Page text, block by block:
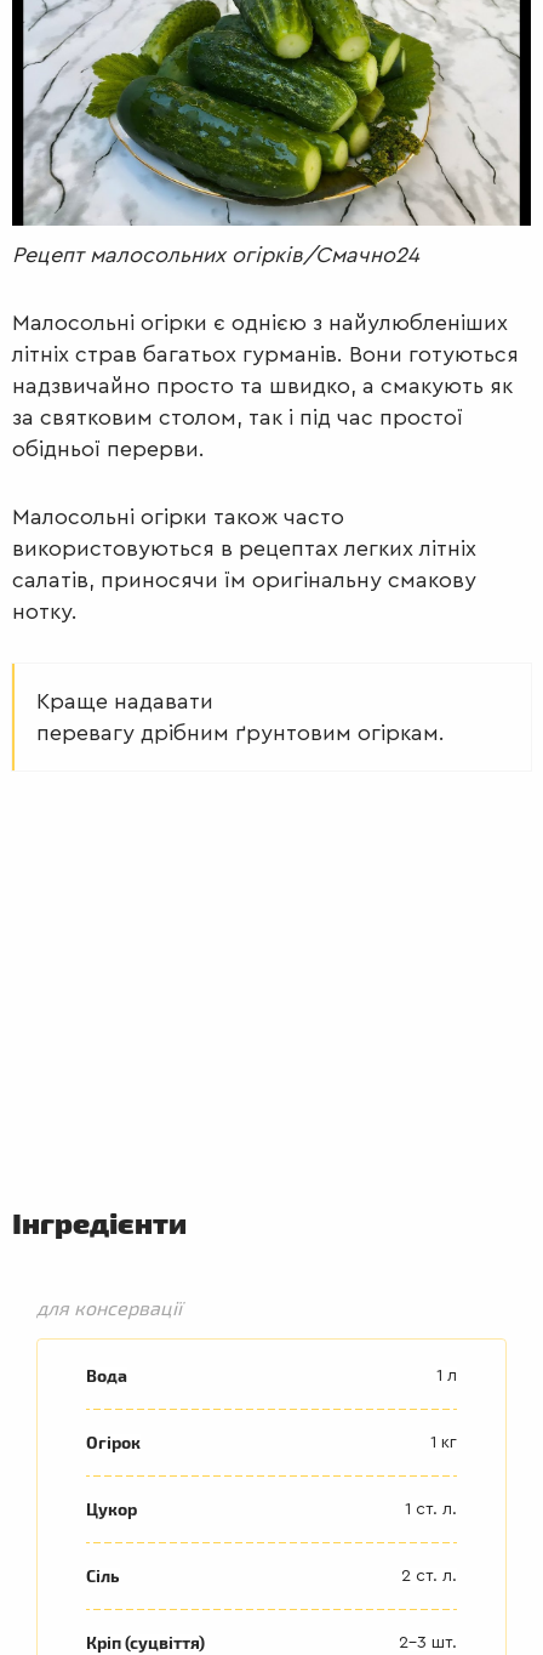
РАДІО КРАСА КІНО
LIFESTYLE FASHION ТРАДИЦІЇ
PETS
Рецепт малосольних огірків/Смачно24
Малосольні огірки є однією з найулюбленіших
літніх страв багатьох гурманів. Вони готуються
надзвичайно просто та швидко, а смакують як
за святковим столом, так і під час простої
обідньої перерви.
Малосольні огірки також часто
використовуються в рецептах легких літніх
салатів, приносячи їм оригінальну смакову
нотку.
Краще надавати
перевагу дрібним ґрунтовим огіркам.
Інгредієнти
для консервації
Вода 1 л
Огірок 1 кг
Цукор 1 ст. л.
Сіль 2 ст. л.
Кріп (суцвіття) 2-3 шт.